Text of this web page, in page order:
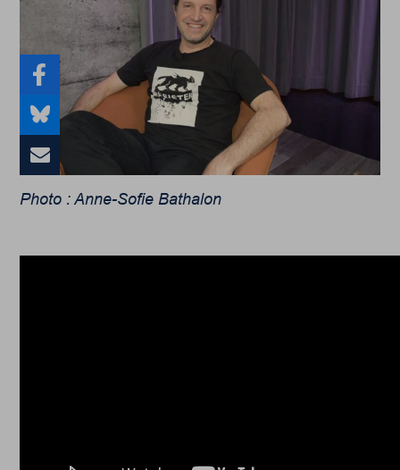
Photo : Anne-Sofie Bathalon